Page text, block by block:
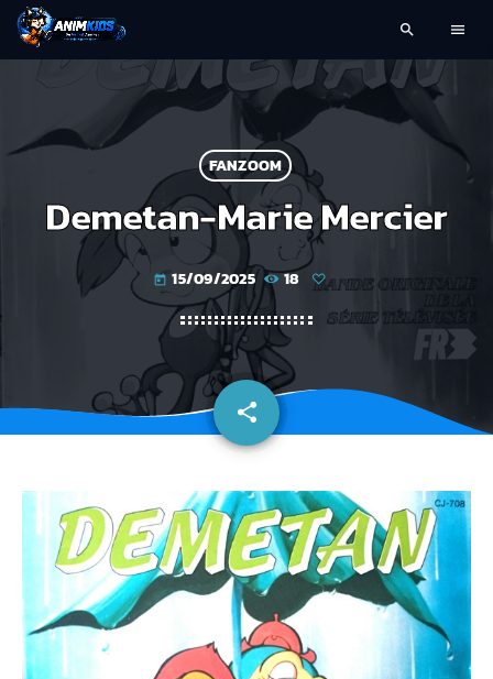
search menu
FANZOOM
Demetan-Marie Mercier
today 15/09/2025 18
share
email